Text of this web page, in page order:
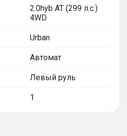
2.0hyb AT (299 л.с.)
4WD
Urban
Автомат
Левый руль
1